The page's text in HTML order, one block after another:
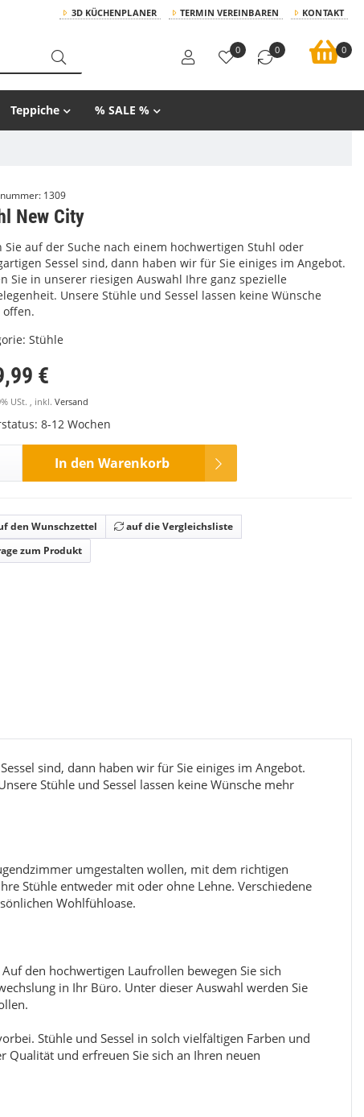
3D KÜCHENPLANER TERMIN VEREINBAREN KONTAKT
0 0 0
Teppiche % SALE %
1309
New City
Sie auf der Suche nach einem hochwertigen Stuhl oder
Sessel sind, dann haben wir für Sie einiges im Angebot.
Sie in unserer riesigen Auswahl Ihre ganz spezielle
Unsere Stühle und Sessel lassen keine Wünsche
offen.
Stühle
€
USt. , inkl. Versand
8-12 Wochen
In den Warenkorb
den Wunschzettel
auf die Vergleichsliste
zum Produkt
sind, dann haben wir für Sie einiges im Angebot.
Stühle und Sessel lassen keine Wünsche mehr
umgestalten wollen, mit dem richtigen
Stühle entweder mit oder ohne Lehne. Verschiedene
Wohlfühloase.
den hochwertigen Laufrollen bewegen Sie sich
in Ihr Büro. Unter dieser Auswahl werden Sie
Stühle und Sessel in solch vielfältigen Farben und
Qualität und erfreuen Sie sich an Ihren neuen